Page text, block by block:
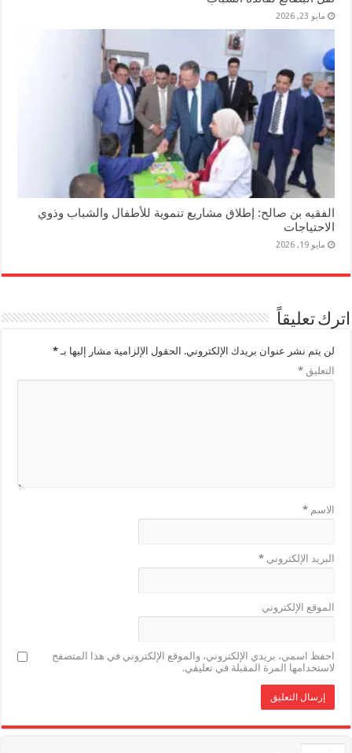
مايو 23, 2026
الفقيه بن صالح: إطلاق مشاريع تنموية للأطفال والشباب وذوي
الاحتياجات
مايو 19, 2026
اترك تعليقاً
لن يتم نشر عنوان بريدك الإلكتروني. الحقول الإلزامية مشار إليها بـ*
التعليق*
الاسم*
البريد الإلكتروني*
الموقع الإلكتروني
احفظ اسمي، بريدي الإلكتروني، والموقع الإلكتروني في هذا المتصفح
لاستخدامها المرة المقبلة في تعليقي.